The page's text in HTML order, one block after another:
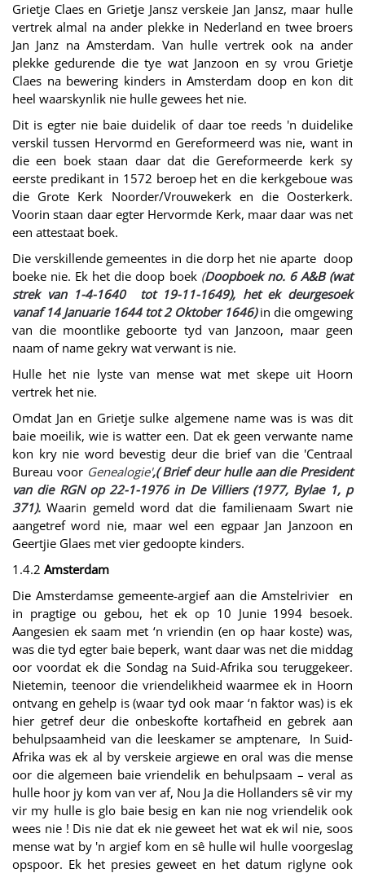
Grietje Claes en Grietje Jansz verskeie Jan Jansz, maar hulle
vertrek almal na ander plekke in Nederland en twee broers
Jan Janz na Amsterdam. Van hulle vertrek ook na ander
plekke gedurende die tye wat Janzoon en sy vrou Grietje
Claes na bewering kinders in Amsterdam doop en kon dit
heel waarskynlik nie hulle gewees het nie.
Dit is egter nie baie duidelik of daar toe reeds 'n duidelike
verskil tussen Hervormd en Gereformeerd was nie, want in
die een boek staan daar dat die Gereformeerde kerk sy
eerste predikant in 1572 beroep het en die kerkgeboue was
die Grote Kerk Noorder/Vrouwekerk en die Oosterkerk.
Voorin staan daar egter Hervormde Kerk, maar daar was net
een attestaat boek.
Die verskillende gemeentes in die dorp het nie aparte doop
boeke nie. Ek het die doop boek (Doopboek no. 6 A&B (wat
strek van 1-4-1640 tot 19-11-1649), het ek deurgesoek
vanaf 14 Januarie 1644 tot 2 Oktober 1646)in die omgewing
van die moontlike geboorte tyd van Janzoon, maar geen
naam of name gekry wat verwant is nie.
Hulle het nie lyste van mense wat met skepe uit Hoorn
vertrek het nie.
Omdat Jan en Grietje sulke algemene name was is was dit
baie moeilik, wie is watter een. Dat ek geen verwante name
kon kry nie word bevestig deur die brief van die 'Centraal
Bureau voor Genealogie',( Brief deur hulle aan die President
van die RGN op 22-1-1976 in De Villiers (1977, Bylae 1, p
371). Waarin gemeld word dat die familienaam Swart nie
aangetref word nie, maar wel een egpaar Jan Janzoon en
Geertjie Glaes met vier gedoopte kinders.
1.4.2 Amsterdam
Die Amsterdamse gemeente-argief aan die Amstelrivier en
in pragtige ou gebou, het ek op 10 Junie 1994 besoek.
Aangesien ek saam met ‘n vriendin (en op haar koste) was,
was die tyd egter baie beperk, want daar was net die middag
oor voordat ek die Sondag na Suid-Afrika sou teruggekeer.
Nietemin, teenoor die vriendelikheid waarmee ek in Hoorn
ontvang en gehelp is (waar tyd ook maar ‘n faktor was) is ek
hier getref deur die onbeskofte kortafheid en gebrek aan
behulpsaamheid van die leeskamer se amptenare, In Suid-
Afrika was ek al by verskeie argiewe en oral was die mense
oor die algemeen baie vriendelik en behulpsaam – veral as
hulle hoor jy kom van ver af, Nou Ja die Hollanders sê vir my
vir my hulle is glo baie besig en kan nie nog vriendelik ook
wees nie ! Dis nie dat ek nie geweet het wat ek wil nie, soos
mense wat by 'n argief kom en sê hulle wil hulle voorgeslag
opspoor. Ek het presies geweet en het datum riglyne ook